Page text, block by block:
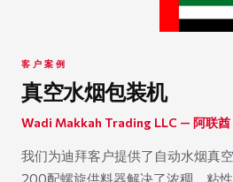
客户案例
真空水烟包装机
Wadi Makkah Trading LLC — 阿联酋
我们为迪拜客户提供了自动水烟真
200配螺旋供料器解决了浓稠、粘性